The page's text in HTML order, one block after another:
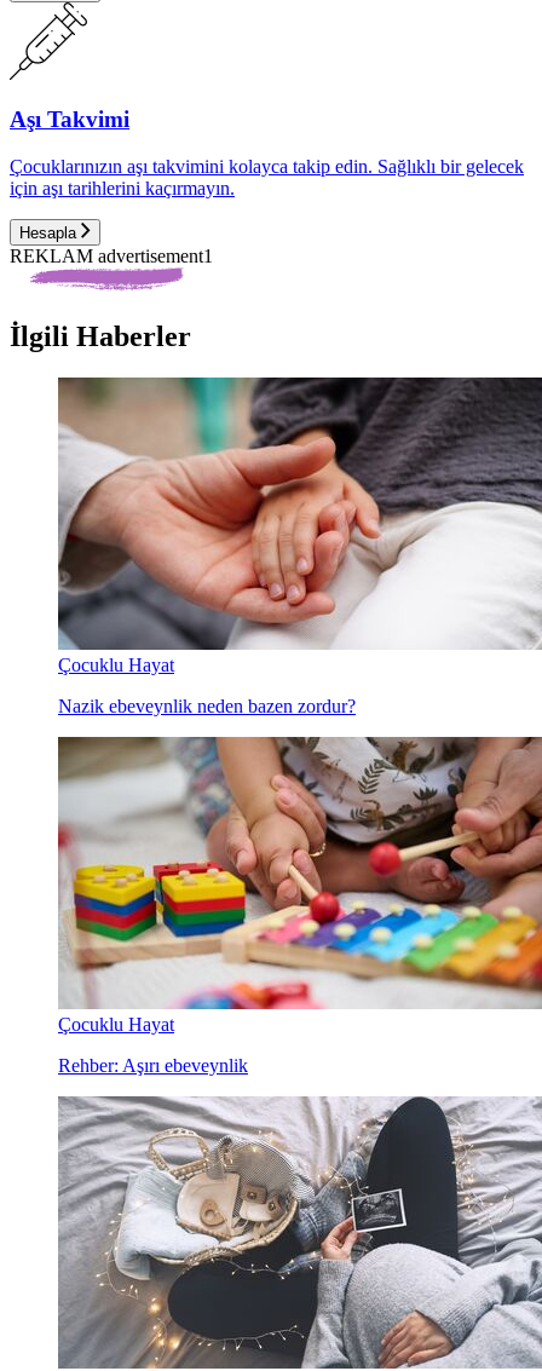
Aşı Takvimi
Çocuklarınızın aşı takvimini kolayca takip edin. Sağlıklı bir gelecek
için aşı tarihlerini kaçırmayın.
Hesapla
REKLAM advertisement1
İlgili Haberler
Çocuklu Hayat
Nazik ebeveynlik neden bazen zordur?
Çocuklu Hayat
Rehber: Aşırı ebeveynlik